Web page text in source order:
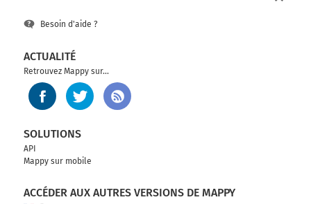
Besoin d'aide ?
ACTUALITÉ
Retrouvez Mappy sur...
SOLUTIONS
API
Mappy sur mobile
ACCÉDER AUX AUTRES VERSIONS DE MAPPY